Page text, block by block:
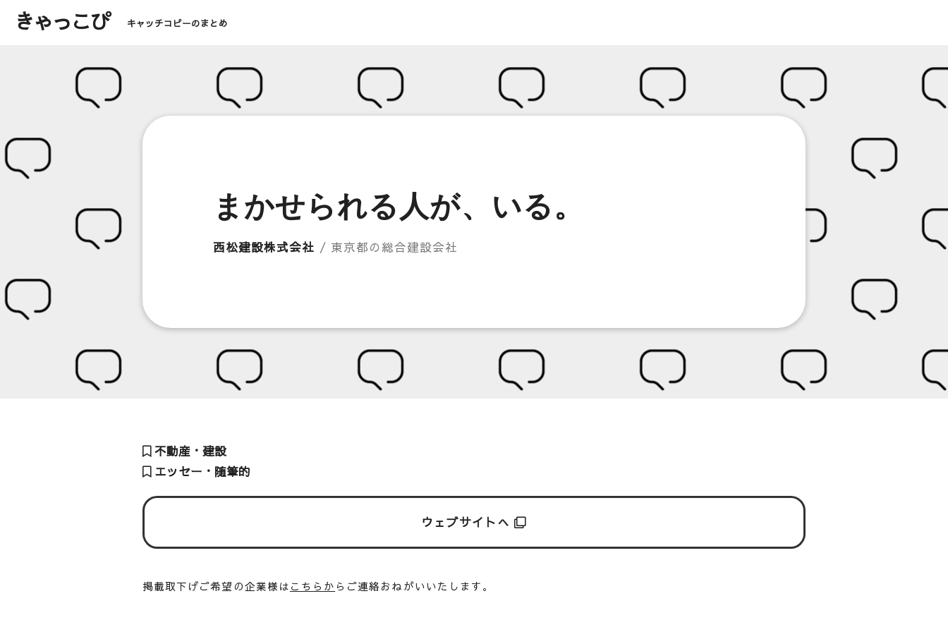
きゃっこぴ キャッチコピーのまとめ
まかせられる人が、いる。
西松建設株式会社 / 東京都の総合建設会社
不動産・建設
エッセー・随筆的
ウェブサイトへ
掲載取下げご希望の企業様は こちらか らご連絡おねがいいたします。